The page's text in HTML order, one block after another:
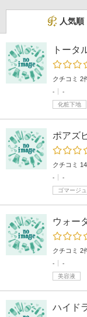
人気順
トータ
クチコミ 2
-
-
化粧下地
ポアズ
クチコミ
-
-
ゴマージ
ウォー
クチコミ 2
-
-
美容液
ハイド